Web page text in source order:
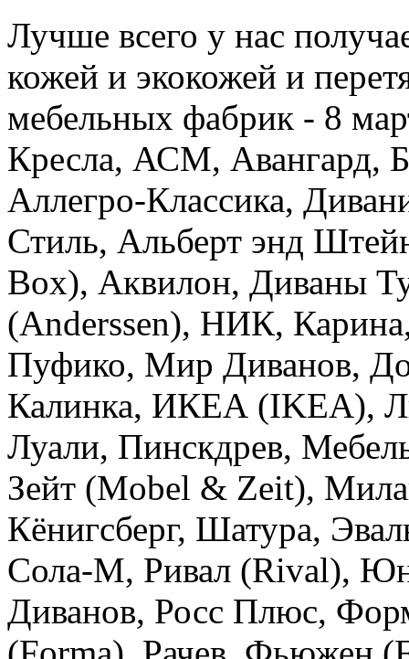
Лучше всего у нас
кожей и экокожей и
мебельных фабрик - 8
Кресла, АСМ, Авангард,
Аллегро-Классика,
Стиль, Альберт энд
Box), Аквилон, Диваны
(Anderssen), НИК,
Пуфико, Мир Диванов,
Калинка, ИКЕА (IKEA),
Луали, Пинскдрев,
Зейт (Mobel & Zeit),
Кёнигсберг, Шатура,
Сола-М, Ривал (Rival),
Диванов, Росс Плюс,